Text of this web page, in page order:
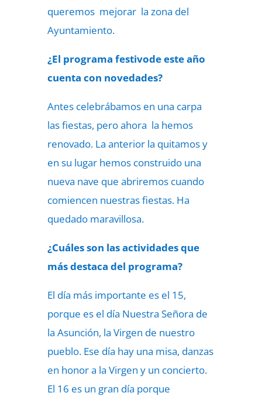
queremos mejorar la zona del
Ayuntamiento.
¿El programa festivode este año
cuenta con novedades?
Antes celebrábamos en una carpa
las fiestas, pero ahora la hemos
renovado. La anterior la quitamos y
en su lugar hemos construido una
nueva nave que abriremos cuando
comiencen nuestras fiestas. Ha
quedado maravillosa.
¿Cuáles son las actividades que
más destaca del programa?
El día más importante es el 15,
porque es el día Nuestra Señora de
la Asunción, la Virgen de nuestro
pueblo. Ese día hay una misa, danzas
en honor a la Virgen y un concierto.
El 16 es un gran día porque